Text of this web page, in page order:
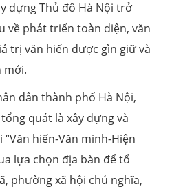
dựng Thủ đô Hà Nội trở
về phát triển toàn diện, văn
trị văn hiến được gìn giữ và
mới.
dân thành phố Hà Nội,
quát là xây dựng và
hiến-Văn minh-Hiện
lựa chọn địa bàn để tổ
phường xã hội chủ nghĩa,